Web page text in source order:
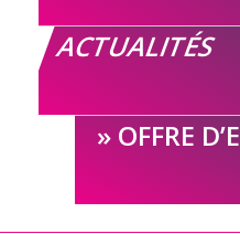
ACTUALITÉS
OFFRE